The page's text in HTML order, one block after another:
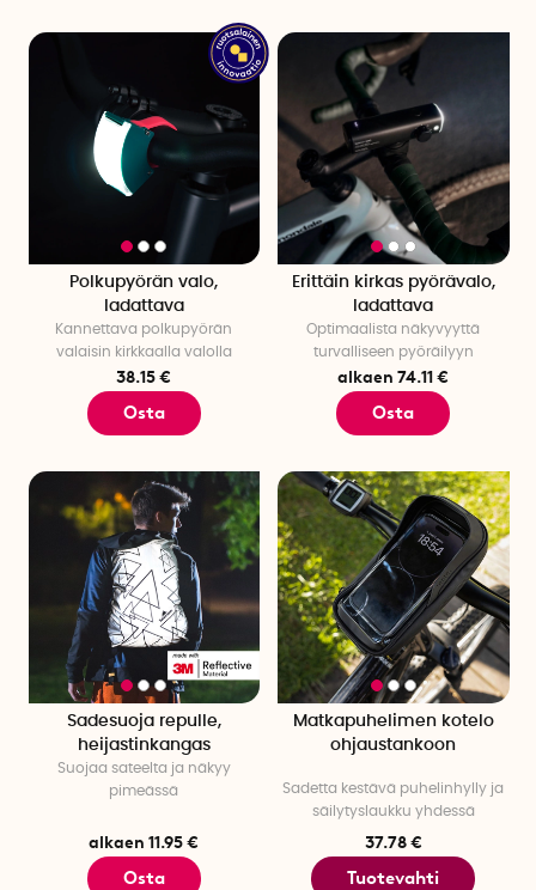
Polkupyörän valo,
ladattava
Kannettava polkupyörän
valaisin kirkkaalla valolla
38.15 €
Osta
Erittäin kirkas pyörävalo,
ladattava
Optimaalista näkyvyyttä
turvalliseen pyöräilyyn
alkaen 74.11 €
Osta
Sadesuoja repulle,
heijastinkangas
Suojaa sateelta ja näkyy
pimeässä
alkaen 11.95 €
Osta
Matkapuhelimen kotelo
ohjaustankoon
Sadetta kestävä puhelinhylly ja
säilytyslaukku yhdessä
37.78 €
Tuotevahti